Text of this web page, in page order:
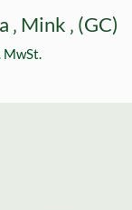
Mink ‚ (GC)
MwSt.